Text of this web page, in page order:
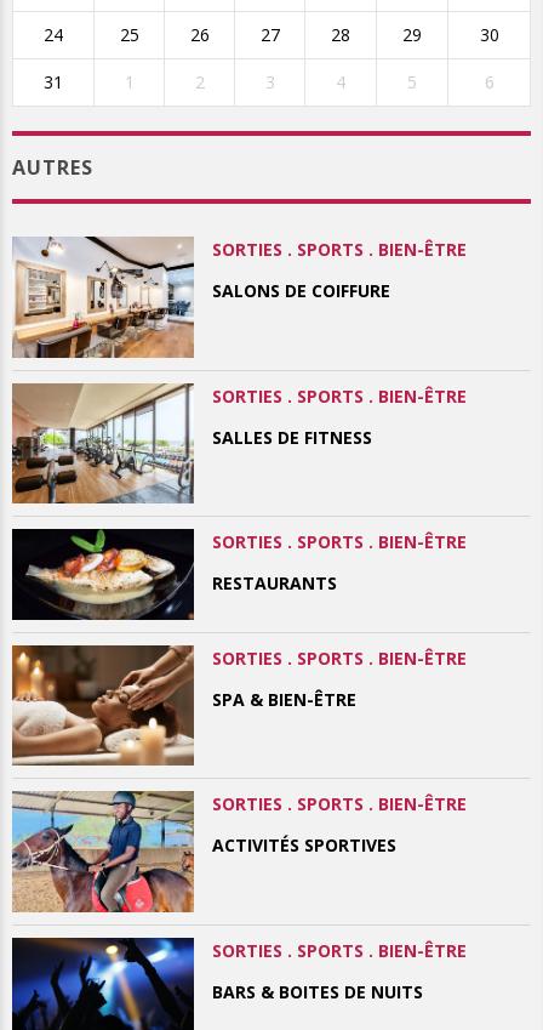
24 25 26 27 28 29 30
31 1 2 3 4 5 6
AUTRES
SORTIES . SPORTS . BIEN-ÊTRE
SALONS DE COIFFURE
SORTIES . SPORTS . BIEN-ÊTRE
SALLES DE FITNESS
SORTIES . SPORTS . BIEN-ÊTRE
RESTAURANTS
SORTIES . SPORTS . BIEN-ÊTRE
SPA & BIEN-ÊTRE
SORTIES . SPORTS . BIEN-ÊTRE
ACTIVITÉS SPORTIVES
SORTIES . SPORTS . BIEN-ÊTRE
BARS & BOITES DE NUITS